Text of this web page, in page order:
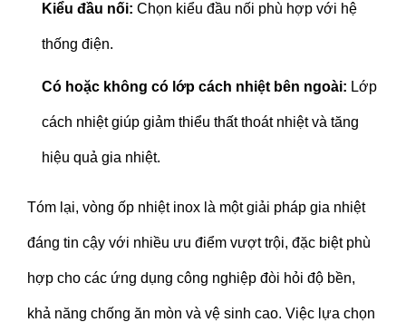
Kiểu đầu nối: Chọn kiểu đầu nối phù hợp với hệ
thống điện.
Có hoặc không có lớp cách nhiệt bên ngoài: Lớp
cách nhiệt giúp giảm thiểu thất thoát nhiệt và tăng
hiệu quả gia nhiệt.
Tóm lại, vòng ốp nhiệt inox là một giải pháp gia nhiệt
đáng tin cậy với nhiều ưu điểm vượt trội, đặc biệt phù
hợp cho các ứng dụng công nghiệp đòi hỏi độ bền,
khả năng chống ăn mòn và vệ sinh cao. Việc lựa chọn